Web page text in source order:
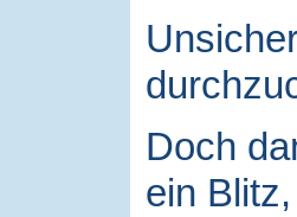
Doch
ein Blitz,